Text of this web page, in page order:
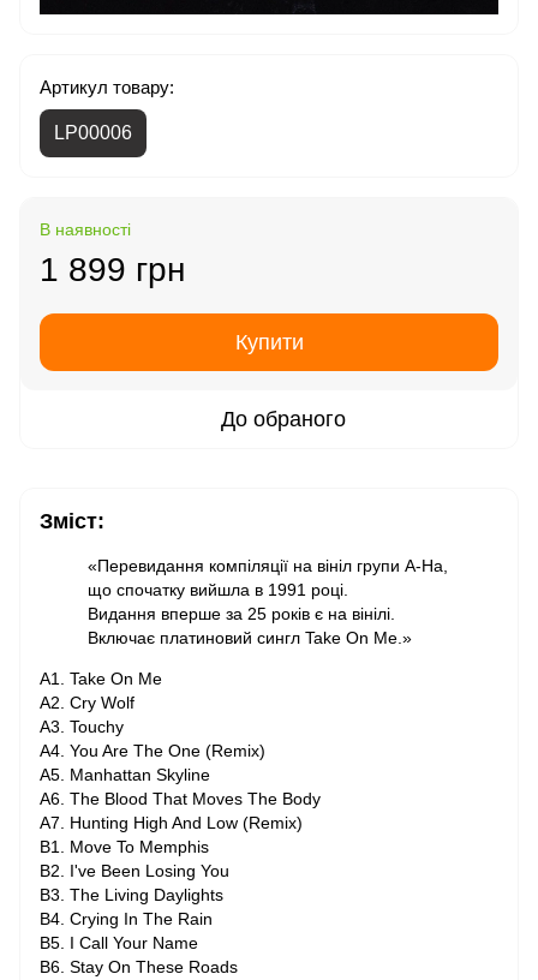
Артикул товару:
LP00006
В наявності
1 899 грн
Купити
До обраного
Зміст:
«Перевидання компіляції на вініл групи A-Ha,
що спочатку вийшла в 1991 році.
Видання вперше за 25 років є на вінілі.
Включає платиновий сингл Take On Me.»
A1. Take On Me
A2. Cry Wolf
A3. Touchy
A4. You Are The One (Remix)
A5. Manhattan Skyline
A6. The Blood That Moves The Body
A7. Hunting High And Low (Remix)
B1. Move To Memphis
B2. I've Been Losing You
B3. The Living Daylights
B4. Crying In The Rain
B5. I Call Your Name
B6. Stay On These Roads